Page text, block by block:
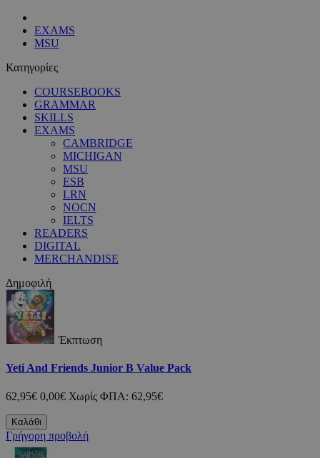
EXAMS
MSU
Κατηγορίες
COURSEBOOKS
GRAMMAR
SKILLS
EXAMS
CAMBRIDGE
MICHIGAN
MSU
ESB
LRN
NOCN
IELTS
READERS
DIGITAL
MERCHANDISE
Δημοφιλή
Έκπτωση
Yeti And Friends Junior B Value Pack
62,95€ 0,00€ Χωρίς ΦΠΑ: 62,95€
Καλάθι
Γρήγορη προβολή